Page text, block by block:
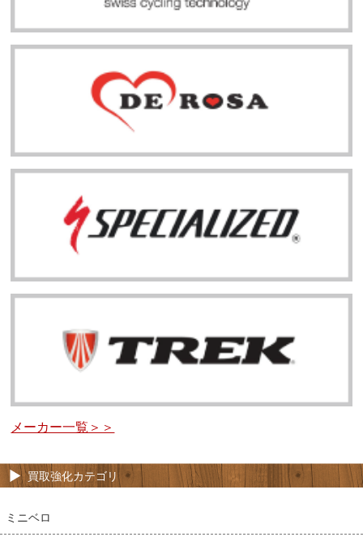
メーカー一覧＞＞
買取強化カテゴリ
ミニベロ